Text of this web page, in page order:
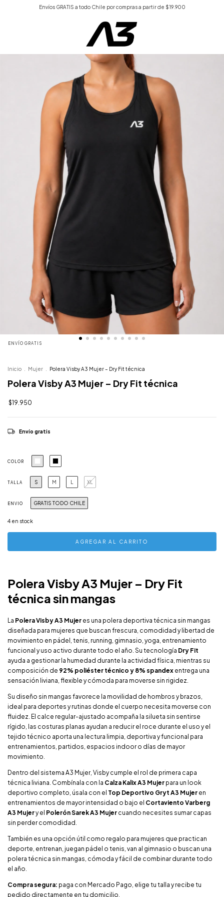
Envíos GRATIS a todo Chile por compras a partir de $19.900
ENVÍO GRATIS
Inicio Mujer Polera Visby A3 Mujer – Dry Fit técnica
Polera Visby A3 Mujer – Dry Fit técnica
$19.950
Envío gratis
COLOR
TALLA S M XL
ENVIO GRATIS TODO CHILE
4 en stock
Polera Visby A3 Mujer – Dry Fit
técnica sin mangas
La Polera Visby A3 Mujer es una polera deportiva técnica sin mangas
diseñada para mujeres que buscan frescura, comodidad y libertad de
movimiento en pádel, tenis, running, gimnasio, yoga, entrenamiento
funcional y uso activo durante todo el año. Su tecnología Dry Fit
ayuda a gestionar la humedad durante la actividad física, mientras su
composición de 92% poliéster técnico y 8% spandex entrega una
sensación liviana, flexible y cómoda para moverse sin rigidez.
Su diseño sin mangas favorece la movilidad de hombros y brazos,
ideal para deportes y rutinas donde el cuerpo necesita moverse con
fluidez. El calce regular-ajustado acompaña la silueta sin sentirse
rígido, las costuras planas ayudan a reducir el roce durante el uso y el
tejido técnico aporta una lectura limpia, deportiva y funcional para
entrenamientos, partidos, espacios indoor o días de mayor
movimiento.
Dentro del sistema A3 Mujer, Visby cumple el rol de primera capa
técnica liviana. Combínala con la Calza Kalix A3 Mujer para un look
deportivo completo, úsala con el Top Deportivo Gryt A3 Mujer en
entrenamientos de mayor intensidad o bajo el Cortaviento Varberg
A3 Mujery el Polerón Sarek A3 Mujer cuando necesites sumar capas
sin perder comodidad.
También es una opción útil como regalo para mujeres que practican
deporte, entrenan, juegan pádel o tenis, van al gimnasio o buscan una
polera técnica sin mangas, cómoda y fácil de combinar durante todo
el año.
Compra segura: paga con Mercado Pago, elige tu talla y recibe tu
pedido directamente en tu domicilio.